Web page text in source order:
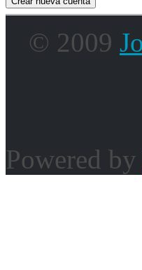
© 2009
Powered by